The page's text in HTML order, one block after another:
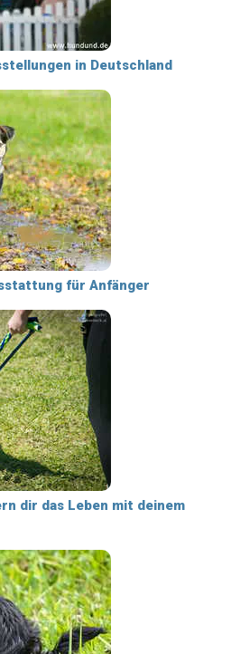
in Deutschland
für Anfänger
dir das Leben mit deinem